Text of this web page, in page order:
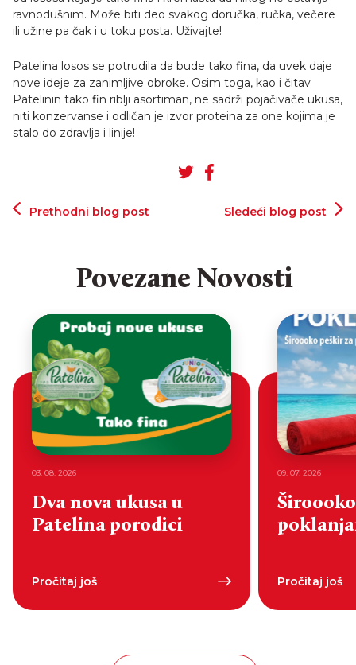
ravnodušnim. Može biti deo svakog doručka, ručka, večere
ili užine pa čak i u toku posta. Uživajte!
Patelina losos se potrudila da bude tako fina, da uvek daje
nove ideje za zanimljive obroke. Osim toga, kao i čitav
Patelinin tako fin riblji asortiman, ne sadrži pojačivače ukusa,
niti konzervanse i odličan je izvor proteina za one kojima je
stalo do zdravlja i linije!
Prethodni blog post Sledeći blog post
Povezane Novosti
03. 08. 2026
Dva nova ukusa u
Patelina porodici
Pročitaj još
09. 07. 2026
Pročitaj još